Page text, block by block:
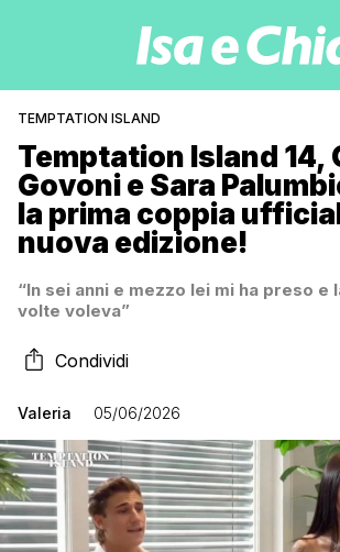
TEMPTATION ISLAND
Temptation Island 14,
Govoni e Sara
la prima coppia
nuova edizione!
“In sei anni e mezzo lei mi ha preso e
volte voleva”
Condividi
Valeria 05/06/2026